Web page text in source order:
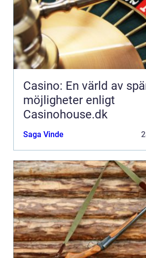
Casino: En värld av
möjligheter enligt
Casinohouse.dk
Saga Vinde